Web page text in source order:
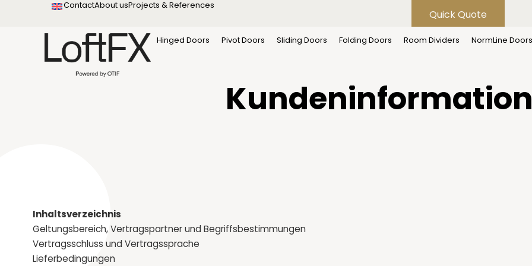
ContactAbout usProjects & References
Quick Quote
Hinged Doors Pivot Doors Sliding Doors Folding Doors Room Dividers NormLine Doors
Allgemeine
Inhaltsverzeichnis
Geltungsbereich, Vertragspartner und Begriffsbestimmungen
Vertragsschluss und Vertragssprache
Lieferbedingungen